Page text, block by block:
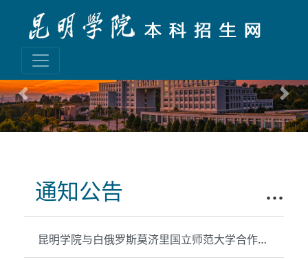
Previous Next
通知公告 ...
昆明学院与白俄罗斯莫济里国立师范大学合作举办物理学专业本科教...